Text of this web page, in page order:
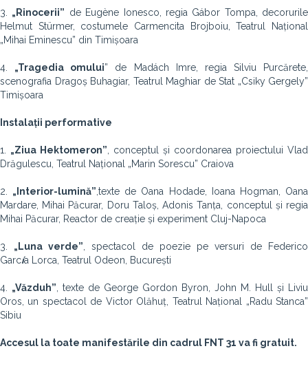
3. „Rinocerii” de Eugène Ionesco, regia Gábor Tompa, decorurile
Helmut Stürmer, costumele Carmencita Brojboiu, Teatrul Național
„Mihai Eminescu” din Timișoara
4. „Tragedia omului” de Madách Imre, regia Silviu Purcărete,
scenografia Dragoș Buhagiar, Teatrul Maghiar de Stat „Csiky Gergely”
Timișoara
Instalații performative
1. „Ziua Hektomeron” , conceptul și coordonarea proiectului Vlad
Drăgulescu, Teatrul Național „Marin Sorescu” Craiova
2. „Interior-lumină” ,texte de Oana Hodade, Ioana Hogman, Oana
Mardare, Mihai Păcurar, Doru Taloș, Adonis Tanța, conceptul și regia
Mihai Păcurar, Reactor de creație și experiment Cluj-Napoca
3. „Luna verde” , spectacol de poezie pe versuri de Federico
García Lorca, Teatrul Odeon, București
4. „Văzduh”
texte de George Gordon Byron, John M. Hull și Liviu
Oros, un spectacol de Victor Olăhuț, Teatrul Național „Radu Stanca”
Sibiu
Accesul la toate manifestările din cadrul FNT 31 va fi gratuit.